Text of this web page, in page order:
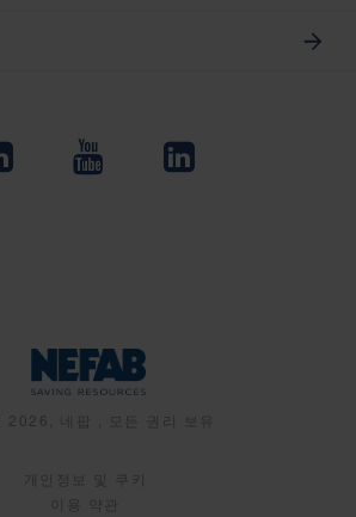
2026, 네팝 , 모든 권리 보유
개인정보 및 쿠키